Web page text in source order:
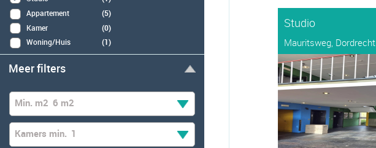
Appartement
(5)
Kamer
(0)
Woning/Huis
(1)
Meer filters
Min. m2 6 m2
Kamers min. 1
Studio
Mauritsweg, Dordrecht